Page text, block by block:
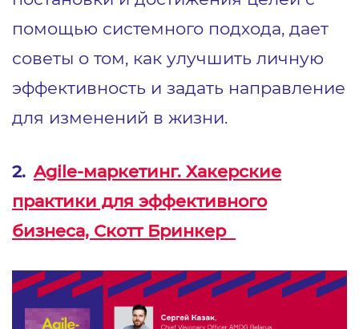
помощью системного подхода, дает
советы о том, как улучшить личную
эффективность и задать направление
для изменений в жизни.
2. Agile-маркетинг. Хакерские
практики для эффективного
бизнеса, Скотт Бринкер